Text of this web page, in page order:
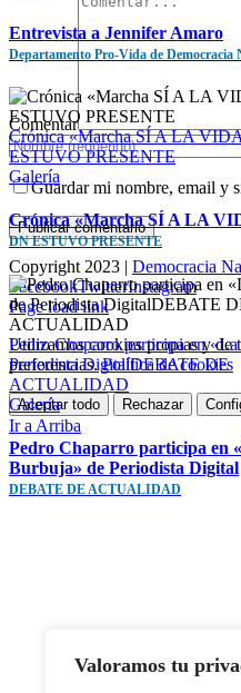
Valoramos tu
Entrevista a Jennifer Amaro
Departamento Pro-Vida de Democracia
Crónica «Marcha SÍ A LA
ESTUVO PRESENTE
Galería
Crónica «Marcha SÍ A LA
DN ESTUVO PRESENTE
Pedro Chaparro participa en
Periodista DigitalDEBATE DE
ACTUALIDAD
Galería
Pedro Chaparro participa en
Burbuja» de Periodista Digital
DEBATE DE ACTUALIDAD
Comentar
Guardar mi nombre, email y
Copyright 2023 | Democracia
FacebookTwitterInstagram
Page load link
Utilizamos cookies propias y de
preferencias.Política de cookies
Aceptar todo Rechazar
Ir a Arriba